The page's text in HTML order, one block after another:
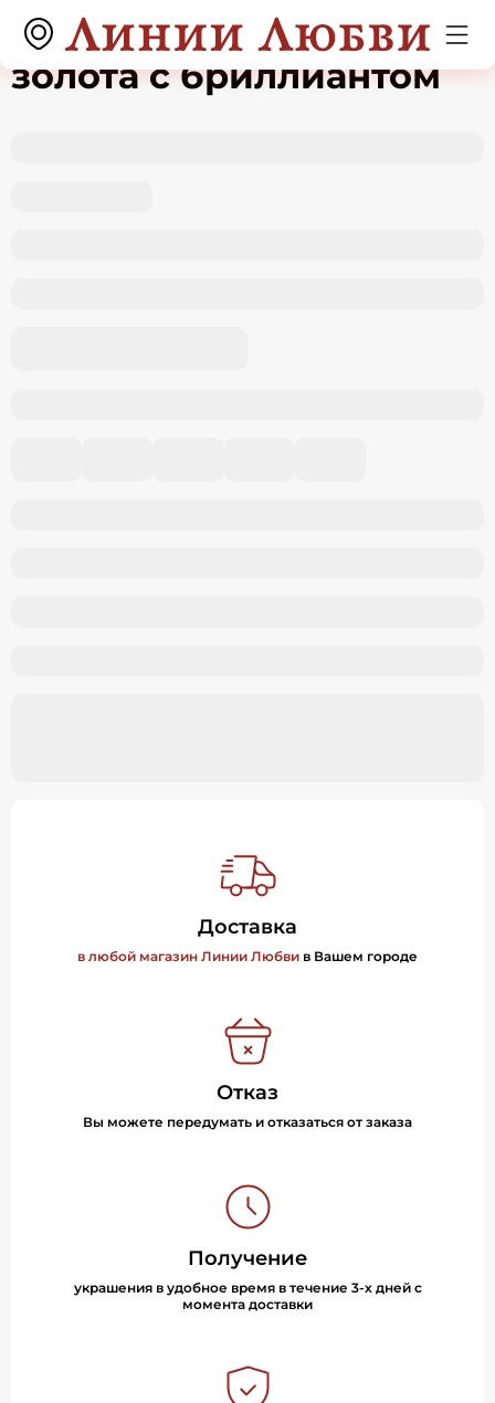
Подвеска из белого
золота с бриллиантом
Доставка
в любой магазин Линии Любви в Вашем городе
Отказ
Вы можете передумать и отказаться от заказа
Получение
украшения в удобное время в течение 3-х дней с
момента доставки